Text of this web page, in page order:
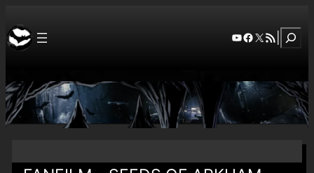
YouTube
Facebook
X RSS Feed